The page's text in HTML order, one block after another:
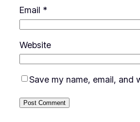
Email *
Website
Save my name, email, and